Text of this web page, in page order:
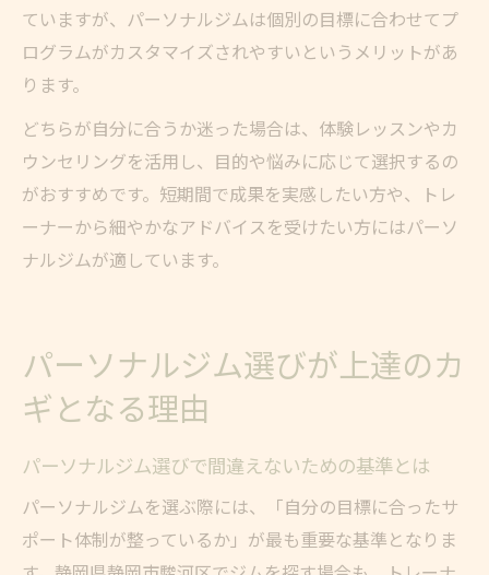
ていますが、パーソナルジムは個別の目標に合わせてプ
ログラムがカスタマイズされやすいというメリットがあ
ります。
どちらが自分に合うか迷った場合は、体験レッスンやカ
ウンセリングを活用し、目的や悩みに応じて選択するの
がおすすめです。短期間で成果を実感したい方や、トレ
ーナーから細やかなアドバイスを受けたい方にはパーソ
ナルジムが適しています。
パーソナルジム選びが上達のカ
ギとなる理由
パーソナルジム選びで間違えないための基準とは
パーソナルジムを選ぶ際には、「自分の目標に合ったサ
ポート体制が整っているか」が最も重要な基準となりま